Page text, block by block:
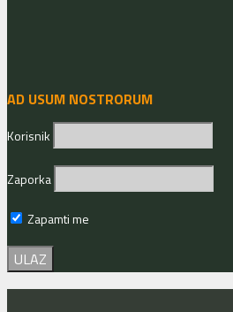
AD USUM NOSTRORUM
Korisnik
Zaporka
Zapamti me